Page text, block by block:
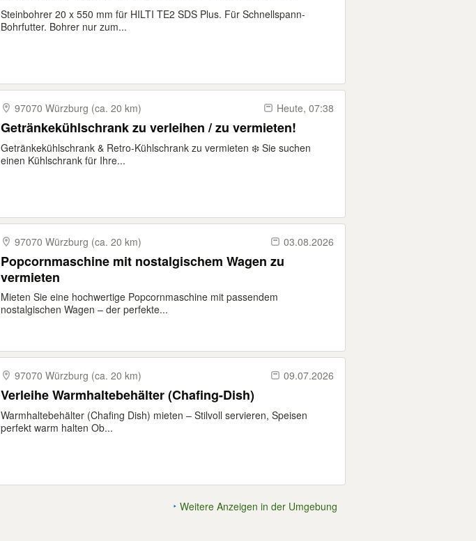
Steinbohrer 20 x 550 mm für HILTI TE2 SDS Plus. Für Schnellspann-
Bohrfutter. Bohrer nur zum...
97070 Würzburg (ca. 20 km) Heute, 07:38
Getränkekühlschrank zu verleihen / zu vermieten!
Getränkekühlschrank & Retro-Kühlschrank zu vermieten ❄️ Sie suchen
einen Kühlschrank für Ihre...
97070 Würzburg (ca. 20 km) 03.08.2026
Popcornmaschine mit nostalgischem Wagen zu
vermieten
Mieten Sie eine hochwertige Popcornmaschine mit passendem
nostalgischen Wagen – der perfekte...
97070 Würzburg (ca. 20 km) 09.07.2026
Verleihe Warmhaltebehälter (Chafing-Dish)
Warmhaltebehälter (Chafing Dish) mieten – Stilvoll servieren, Speisen
perfekt warm halten Ob...
Weitere Anzeigen in der Umgebung